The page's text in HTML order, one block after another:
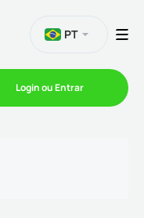
PT
Login ou Entrar